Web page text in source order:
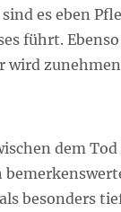
es eben
führt.
wird
dem
besonders